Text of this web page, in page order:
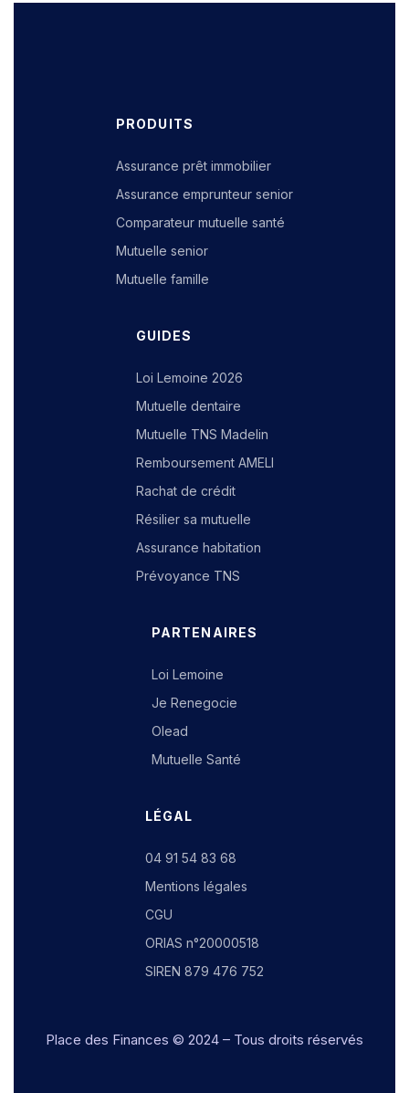
PRODUITS
Assurance prêt immobilier
Assurance emprunteur senior
Comparateur mutuelle santé
Mutuelle senior
Mutuelle famille
GUIDES
Loi Lemoine 2026
Mutuelle dentaire
Mutuelle TNS Madelin
Remboursement AMELI
Rachat de crédit
Résilier sa mutuelle
Assurance habitation
Prévoyance TNS
PARTENAIRES
Loi Lemoine
Je Renegocie
Olead
Mutuelle Santé
LÉGAL
04 91 54 83 68
Mentions légales
CGU
ORIAS n°20000518
SIREN 879 476 752
Place des Finances © 2024 – Tous droits réservés